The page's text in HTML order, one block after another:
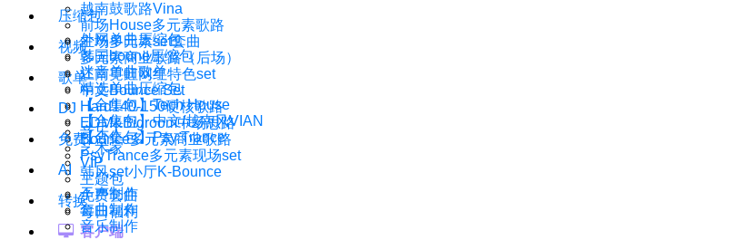
越南鼓歌路Vina
前场House多元素歌路
主场多元素set套曲
多元素商业歌路（后场）
江南霓虹网红特色set
中文Bounce Set
Hard140-150硬核歌路
EDM&Bigroom中场思路
Bounce多元素商业歌路
PsyTrance多元素现场set
韩风set小厅K-Bounce
压缩包
外网单曲压缩包
韩国boune压缩包
迷音单曲歌单
精选单曲压缩包
【合集包】Tech House
【合集包】中文/越南风VIAN
【合集包】Psy Trance
视频
歌单
DJ
音乐人
艺术家
免费
VIP
主题包
免费套曲
每日福利
AI
干声制作
套曲制作
音乐制作
转换
客户端